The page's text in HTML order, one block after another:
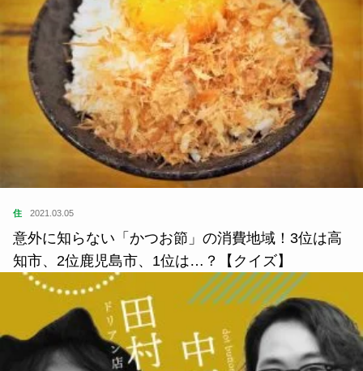
住 2021.03.05
意外に知らない「かつお節」の消費地域！3位は高
知市、2位鹿児島市、1位は…？【クイズ】